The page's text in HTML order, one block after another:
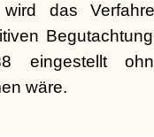
das
eingestellt
wäre.